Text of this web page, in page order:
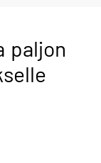
paljon